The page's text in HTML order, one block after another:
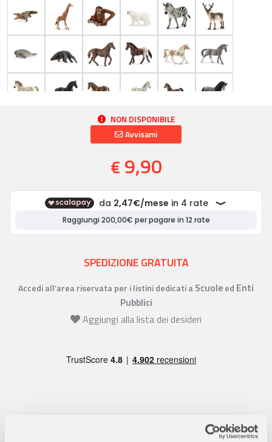
NON DISPONIBILE
Avvisami
€ 9,90
SPEDIZIONE GRATUITA
Accedi all’area riservata per i listini dedicati a Scuoleed Enti
Pubblici
Aggiungi alla lista dei desideri